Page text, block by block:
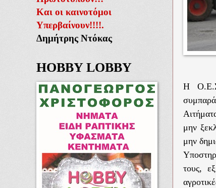
Η
μην
μην
τους,
Και οι καινοτόμοι
Υπερβαίνουν!!!!.
Δημήτρης Ντόκας
HOBBY LOBBY